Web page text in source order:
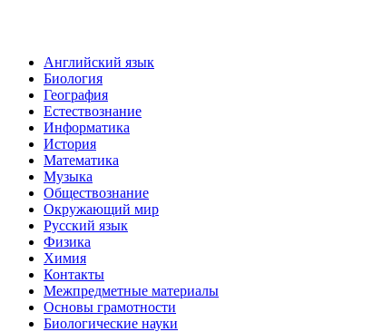
Английский язык
Биология
География
Естествознание
Информатика
История
Математика
Музыка
Обществознание
Окружающий мир
Русский язык
Физика
Химия
Контакты
Межпредметные материалы
Основы грамотности
Биологические науки